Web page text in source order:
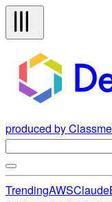
produced by
TrendingAWSClaude